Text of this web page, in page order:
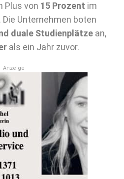
Plus von 15 Prozent im
Unternehmen boten
duale Studienplätze an,
als ein Jahr zuvor.
Anzeige